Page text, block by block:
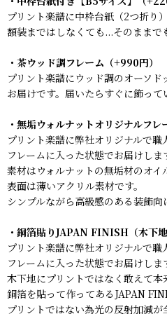
プリント楽譜に中枠台紙（2つ折り
額装まではしなくても...そのままで
・茶ウッド調フレーム（+990円）
プリント楽譜にウッド調のオーソ
お届けです。届いたらすぐに飾って
・無垢ウォルナットオリジナルフレ
プリント楽譜に弊社オリジナルで
フレームに入った状態でお届けしま
素材はウォルナットの無垢材のオイ
表面は薄いアクリル素材です。
シンプルながら高級感のある装飾向
・銅箔貼りJAPAN FINISH（木下
プリント楽譜に弊社オリジナルで
フレームに入った状態でお届けしま
木下地にプリントではなく敢えて本
銅箔を貼って作ってあるJAPAN
プリントではない為光の反射加減